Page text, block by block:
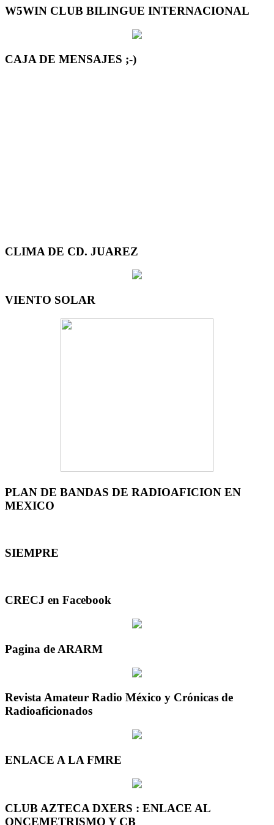
W5WIN CLUB BILINGUE INTERNACIONAL
CAJA DE MENSAJES ;-)
CLIMA DE CD. JUAREZ
VIENTO SOLAR
PLAN DE BANDAS DE RADIOAFICION EN
MEXICO
SIEMPRE
CRECJ en Facebook
Pagina de ARARM
Revista Amateur Radio México y Crónicas de
Radioaficionados
ENLACE A LA FMRE
CLUB AZTECA DXERS : ENLACE AL
ONCEMETRISMO Y CB